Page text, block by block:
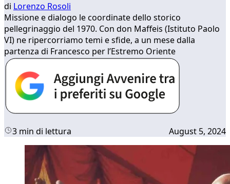
di Lorenzo Rosoli
Missione e dialogo le coordinate dello storico
pellegrinaggio del 1970. Con don Maffeis (Istituto Paolo
VI) ne ripercorriamo temi e sfide, a un mese dalla
partenza di Francesco per l’Estremo Oriente
3 min di lettura August 5, 2024